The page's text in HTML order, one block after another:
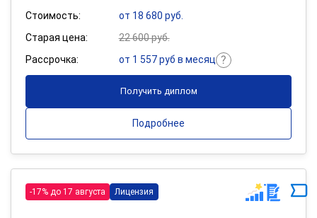
Стоимость:
от 18 680 руб.
Старая цена:
22 600 руб.
Рассрочка:
от 1 557 руб в месяц
Получить диплом
Подробнее
-17% до 17 августа Лицензия